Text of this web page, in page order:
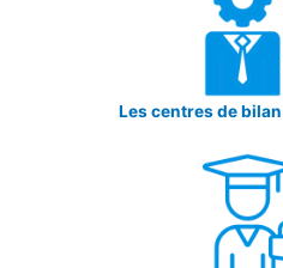
Les centres de